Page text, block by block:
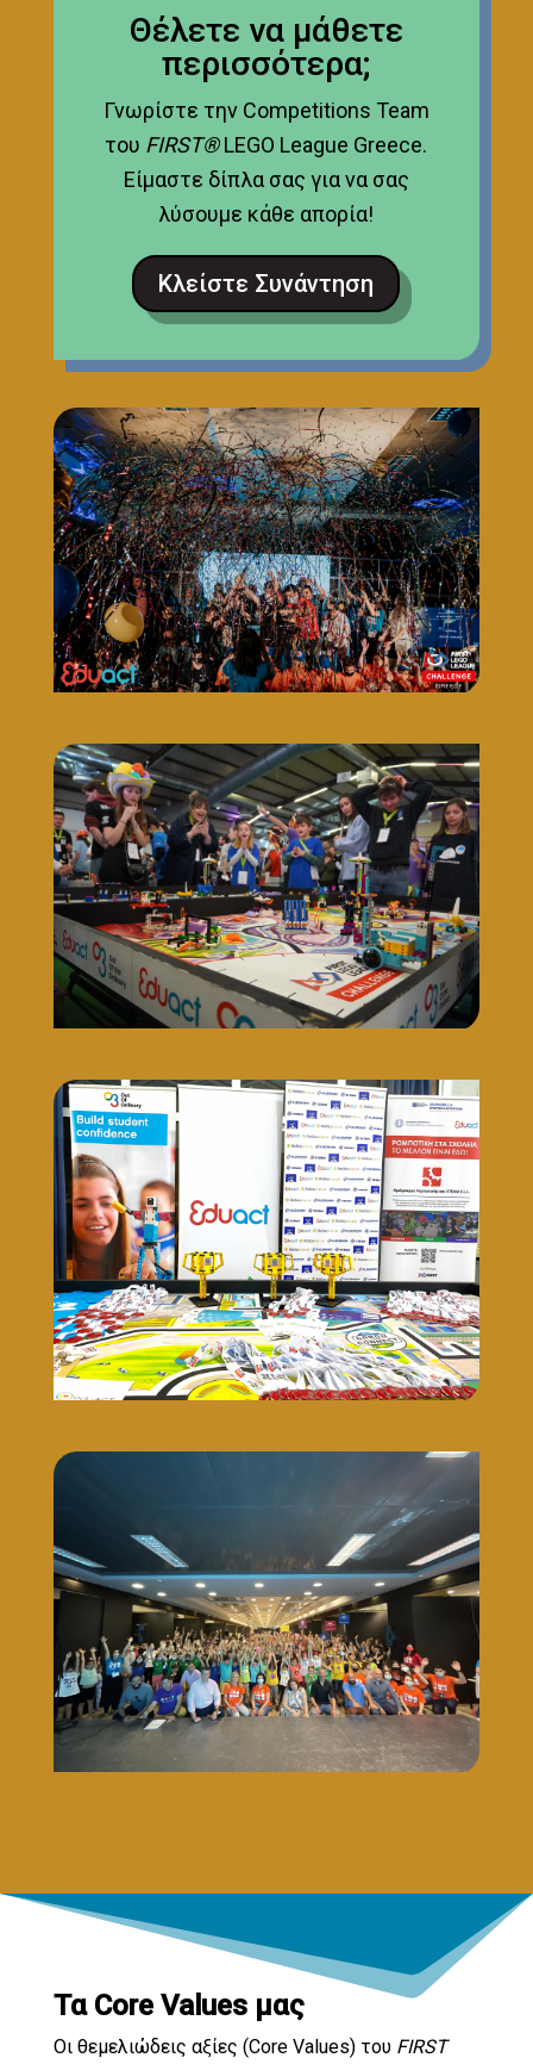
Θέλετε να μάθετε
περισσότερα;
Γνωρίστε την Competitions Team
του FIRST®LEGO League Greece.
Είμαστε δίπλα σας για να σας
λύσουμε κάθε απορία!
Κλείστε Συνάντηση
Τα Core Values μας
Οι θεμελιώδεις αξίες (Core Values) του FIRST